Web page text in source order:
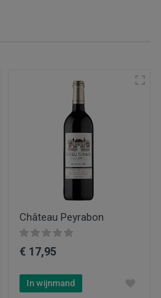
Château Peyrabon
€ 17,95
In wijnmand